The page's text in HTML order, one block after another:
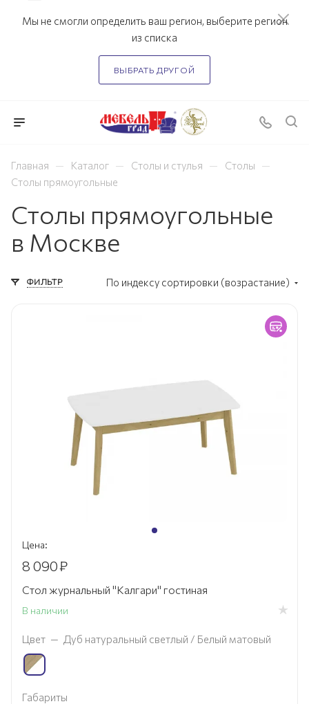
Мы не смогли определить ваш регион, выберите регион
из списка
ВЫБРАТЬ ДРУГОЙ
Главная — Каталог — Столы и стулья — Столы —
Столы прямоугольные
Столы прямоугольные
в Москве
ФИЛЬТР По индексу сортировки (возрастание)
Цена:
8 090₽
Стол журнальный "Калгари" гостиная
В наличии
Цвет — Дуб натуральный светлый / Белый матовый
Габариты